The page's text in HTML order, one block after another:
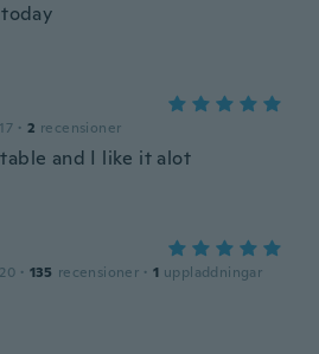
· 2 recensioner
and I like it alot
· 135 recensioner · 1 uppladdningar